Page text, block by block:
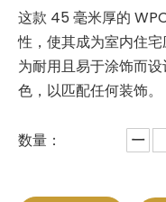
这款 45 毫米厚的
性，使其成为室内住
为耐用且易于涂饰而
色，以匹配任何装饰。
数量：